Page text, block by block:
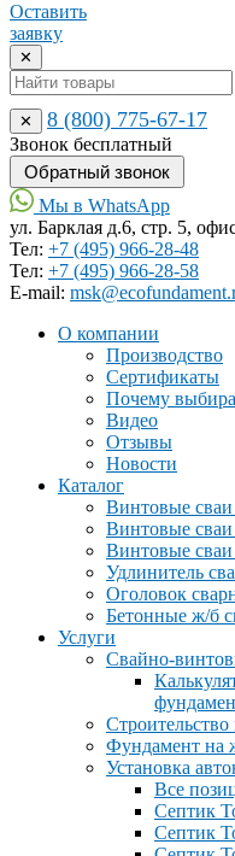
Оставить
заявку
✕
✕ 8 (800) 775-67-17
Звонок бесплатный
Мы в WhatsApp
ул. Барклая д.6, стр. 5,
Тел: +7 (495) 966-28-48
Тел: +7 (495) 966-28-58
Е-mail:
О компании
Производство
Сертификаты
Почему
Видео
Отзывы
Новости
Каталог
Винтовые сваи
Винтовые сваи
Винтовые
Удлинитель
Оголовок
Бетонные ж/б
Услуги
Свайно-
Фундамент на
Установка
Все
Септик
Септик